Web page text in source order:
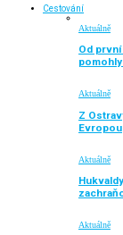
Cestování
Aktuálně
Od
Aktuálně
Z
Evropou
Aktuálně
Aktuálně